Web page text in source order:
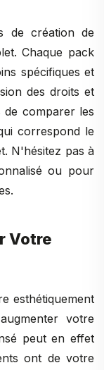
de création de
Chaque pack
spécifiques et
des droits et
de comparer les
correspond le
N'hésitez pas à
ou pour
Votre
esthétiquement
votre
peut en effet
ont de votre